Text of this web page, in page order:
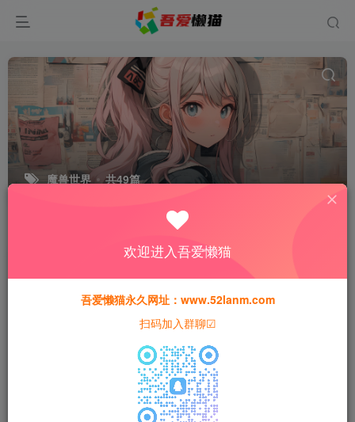
魔兽世界 共49篇
评论
【魔兽世界335天地无极无CD
超变切割8大世界商业版】典
【魔兽世界335云顶英雄冒险
岛微变渐进版】典藏怀旧端游
欢迎进入吾爱懒猫
吾爱懒猫永久网址：www.52lanm.com
扫码加入群聊☑